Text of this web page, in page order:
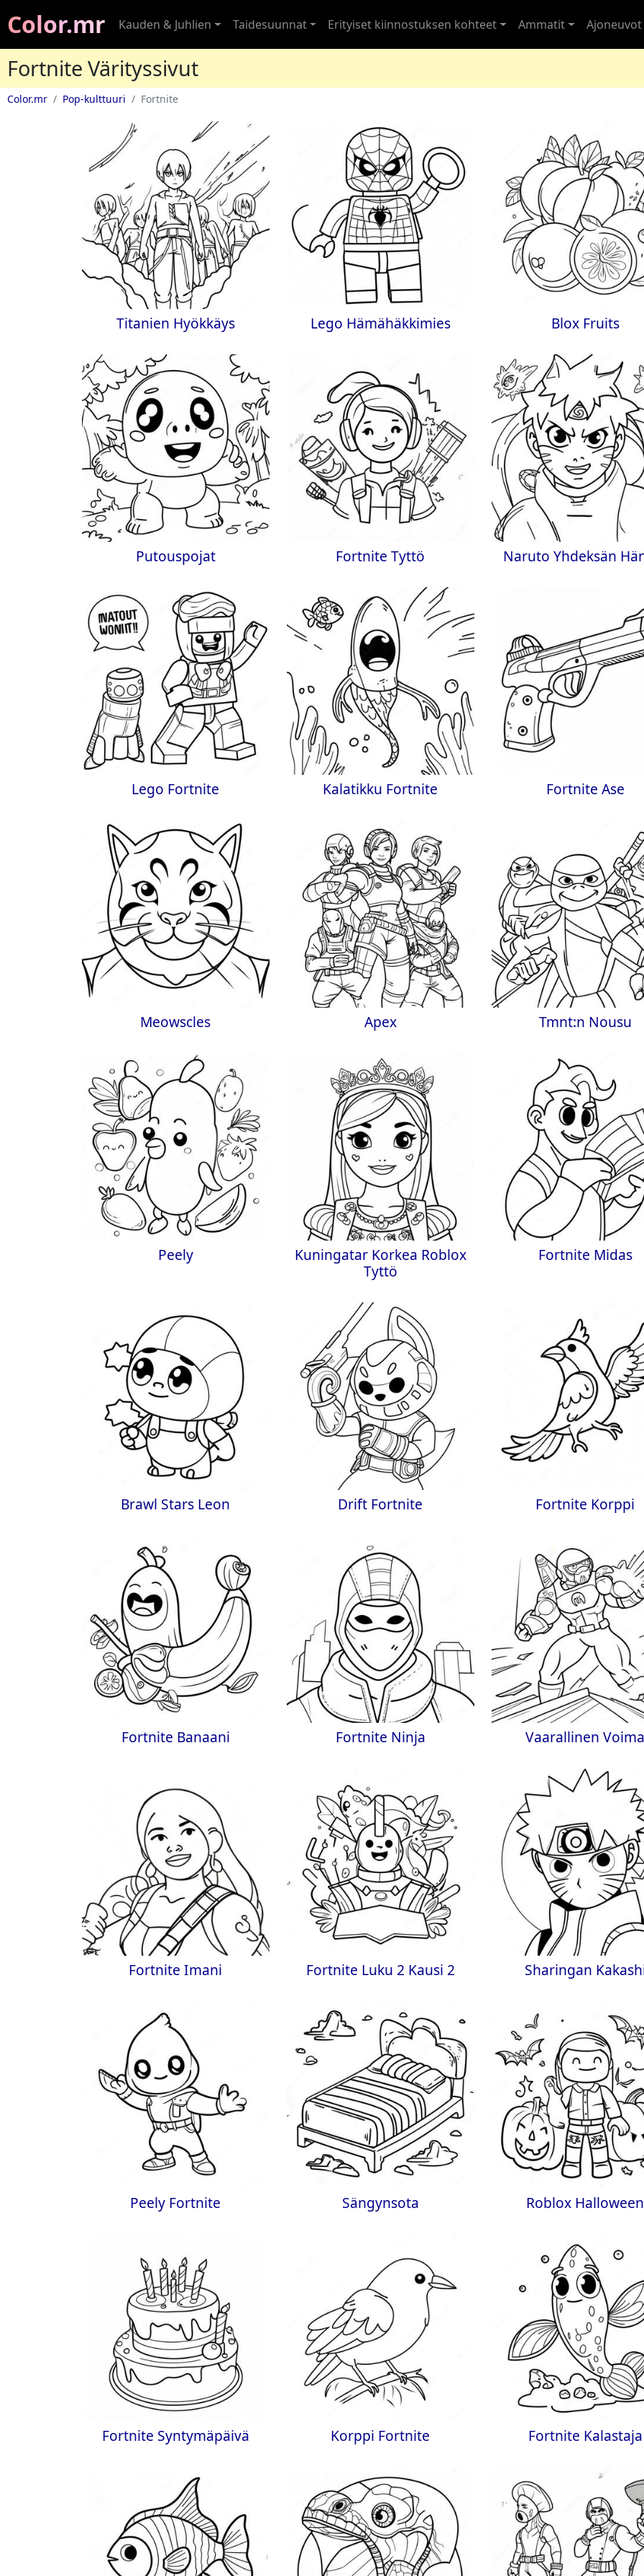
Color.mr Kauden & Juhlien Taidesuunnat Erityiset kiinnostuksen kohteet Ammatit Ajoneuvot
Fortnite Värityssivut
Color.mr Pop-kulttuuri Fortnite
Titanien Hyökkäys Lego Hämähäkkimies Blox Fruits
Putouspojat Fortnite Tyttö Naruto Yhdeksän
Lego Fortnite Kalatikku Fortnite Fortnite Ase
Meowscles Apex Tmnt:n Nousu
Peely
Kuningatar Korkea Roblox
Tyttö
Fortnite Midas
Brawl Stars Leon Drift Fortnite Fortnite Korppi
Fortnite Banaani Fortnite Ninja Vaarallinen
Fortnite Imani Fortnite Luku 2 Kausi 2 Sharingan
Peely Fortnite Sängynsota Roblox Halloween
Fortnite Syntymäpäivä Korppi Fortnite Fortnite Kalastaja